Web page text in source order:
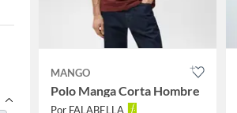
MANGO
Polo Manga Corta Hombre
Por FALABELLA